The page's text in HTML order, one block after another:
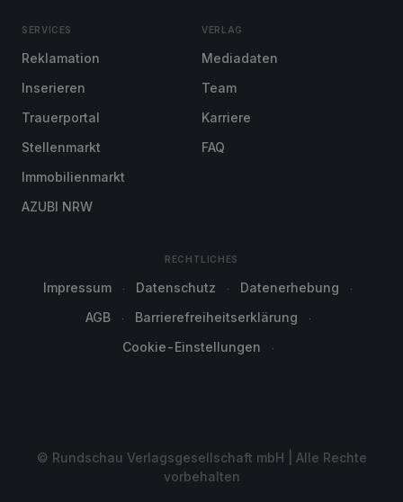
SERVICES
Reklamation
Inserieren
Trauerportal
Stellenmarkt
Immobilienmarkt
AZUBI NRW
VERLAG
Mediadaten
Team
Karriere
FAQ
RECHTLICHES
Impressum Datenschutz
Datenerhebung
AGB
Barrierefreiheitserklärung
Cookie-Einstellungen
© Rundschau Verlagsgesellschaft mbH | Alle Rechte
vorbehalten